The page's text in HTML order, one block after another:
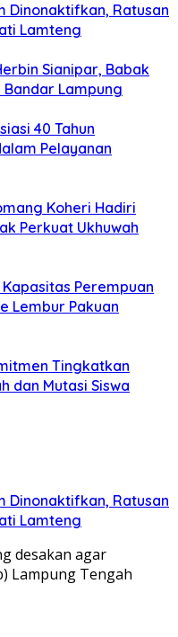
Dinonaktifkan, Ratusan
Lamteng
Sianipar, Babak
Lampung
40 Tahun
Pelayanan
Koheri Hadiri
Perkuat Ukhuwah
Perempuan
Lembur Pakuan
Tingkatkan
dan Mutasi Siswa
Dinonaktifkan, Ratusan
Lamteng
desakan agar
Lampung Tengah